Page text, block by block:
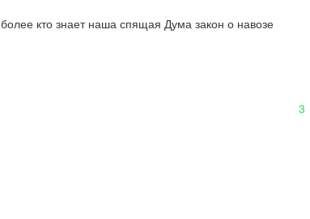
кто знает наша спящая Дума закон о навозе
3